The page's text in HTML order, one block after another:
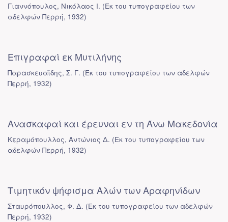
Γιαννόπουλος, Νικόλαος Ι. (Εκ του τυπογραφείου των
αδελφών Περρή, 1932)
Επιγραφαί εκ Μυτιλήνης
Παρασκευαΐδης, Σ. Γ. (Εκ του τυπογραφείου των αδελφών
Περρή, 1932)
Ανασκαφαί και έρευναι εν τη Άνω Μακεδονία
Κεραμόπουλλος, Αντώνιος Δ. (Εκ του τυπογραφείου των
αδελφών Περρή, 1932)
Τιμητικόν ψήφισμα Αλών των Αραφηνίδων
Σταυρόπουλλος, Φ. Δ. (Εκ του τυπογραφείου των αδελφών
Περρή, 1932)